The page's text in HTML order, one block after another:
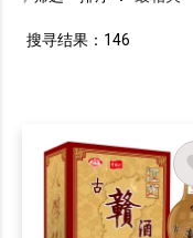
搜寻结果：146